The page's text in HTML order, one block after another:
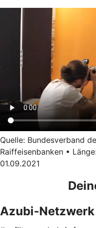
Quelle: Bundesverband
Raiffeisenbanken •
01.09.2021
Azubi-